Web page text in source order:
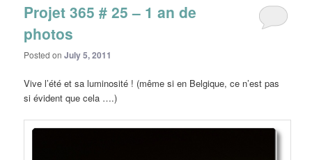
Projet 365 # 25 – 1 an de
photos
Posted onJuly 5, 2011
Vive l’été et sa luminosité ! (même si en Belgique, ce n’est pas
si évident que cela ….)